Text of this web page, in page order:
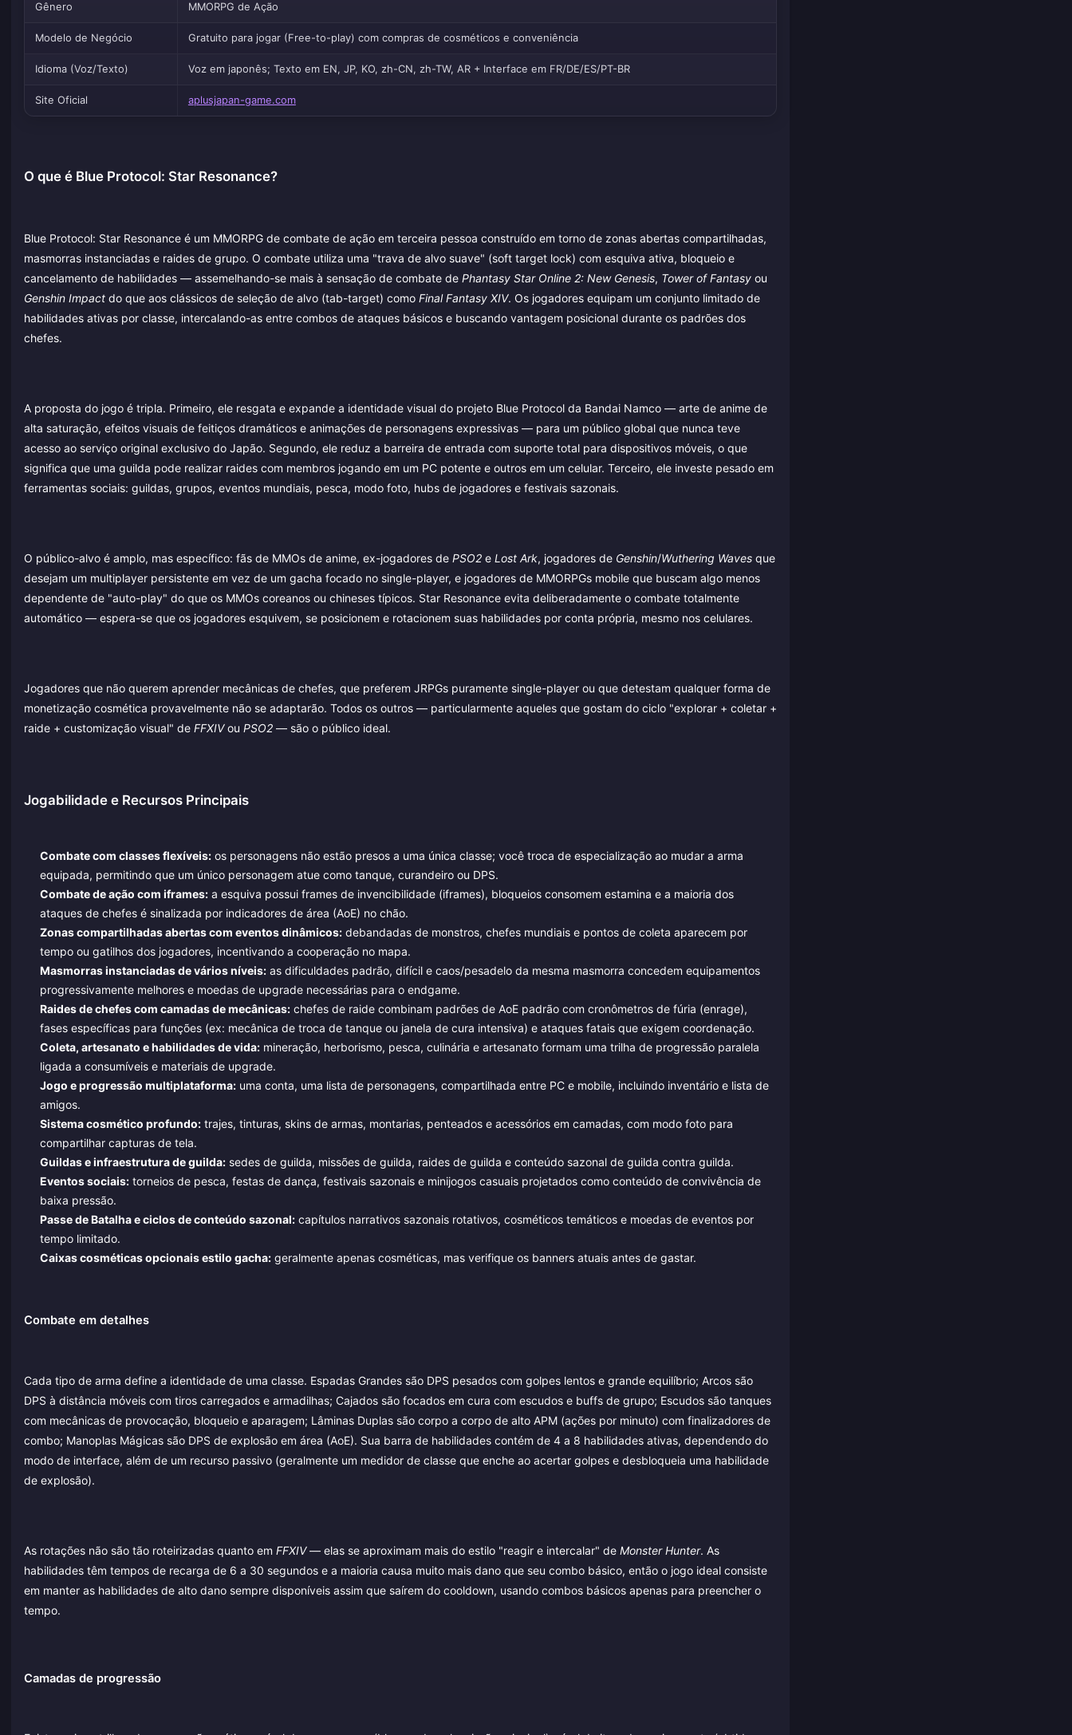
Gênero MMORPG de Ação
Modelo de Negócio Gratuito para jogar (Free-to-play) com compras de cosméticos e conveniência
Idioma (Voz/Texto) Voz em japonês; Texto em EN, JP, KO, zh-CN, zh-TW, AR + Interface em FR/DE/ES/PT-BR
Site Oficial aplusjapan-game.com
O que é Blue Protocol: Star Resonance?
Blue Protocol: Star Resonance é um MMORPG de combate de ação em terceira pessoa construído em torno de zonas abertas compartilhadas,
masmorras instanciadas e raides de grupo. O combate utiliza uma "trava de alvo suave" (soft target lock) com esquiva ativa, bloqueio e
cancelamento de habilidades — assemelhando-se mais à sensação de combate de Phantasy Star Online 2: New Genesis, Tower of Fantasy ou
Genshin Impact do que aos clássicos de seleção de alvo (tab-target) como Final Fantasy XIV. Os jogadores equipam um conjunto limitado de
habilidades ativas por classe, intercalando-as entre combos de ataques básicos e buscando vantagem posicional durante os padrões dos
chefes.
A proposta do jogo é tripla. Primeiro, ele resgata e expande a identidade visual do projeto Blue Protocol da Bandai Namco — arte de anime de
alta saturação, efeitos visuais de feitiços dramáticos e animações de personagens expressivas — para um público global que nunca teve
acesso ao serviço original exclusivo do Japão. Segundo, ele reduz a barreira de entrada com suporte total para dispositivos móveis, o que
significa que uma guilda pode realizar raides com membros jogando em um PC potente e outros em um celular. Terceiro, ele investe pesado em
ferramentas sociais: guildas, grupos, eventos mundiais, pesca, modo foto, hubs de jogadores e festivais sazonais.
O público-alvo é amplo, mas específico: fãs de MMOs de anime, ex-jogadores de PSO2 e Lost Ark, jogadores de Genshin/Wuthering Waves que
desejam um multiplayer persistente em vez de um gacha focado no single-player, e jogadores de MMORPGs mobile que buscam algo menos
dependente de "auto-play" do que os MMOs coreanos ou chineses típicos. Star Resonance evita deliberadamente o combate totalmente
automático — espera-se que os jogadores esquivem, se posicionem e rotacionem suas habilidades por conta própria, mesmo nos celulares.
Jogadores que não querem aprender mecânicas de chefes, que preferem JRPGs puramente single-player ou que detestam qualquer forma de
monetização cosmética provavelmente não se adaptarão. Todos os outros — particularmente aqueles que gostam do ciclo "explorar + coletar +
raide + customização visual" de FFXIVou PSO2 — são o público ideal.
Jogabilidade e Recursos Principais
Combate com classes flexíveis:os personagens não estão presos a uma única classe; você troca de especialização ao mudar a arma
equipada, permitindo que um único personagem atue como tanque, curandeiro ou DPS.
Combate de ação com iframes:a esquiva possui frames de invencibilidade (iframes), bloqueios consomem estamina e a maioria dos
ataques de chefes é sinalizada por indicadores de área (AoE) no chão.
Zonas compartilhadas abertas com eventos dinâmicos:debandadas de monstros, chefes mundiais e pontos de coleta aparecem por
tempo ou gatilhos dos jogadores, incentivando a cooperação no mapa.
Masmorras instanciadas de vários níveis:as dificuldades padrão, difícil e caos/pesadelo da mesma masmorra concedem equipamentos
progressivamente melhores e moedas de upgrade necessárias para o endgame.
Raides de chefes com camadas de mecânicas:chefes de raide combinam padrões de AoE padrão com cronômetros de fúria (enrage),
fases específicas para funções (ex: mecânica de troca de tanque ou janela de cura intensiva) e ataques fatais que exigem coordenação.
Coleta, artesanato e habilidades de vida:mineração, herborismo, pesca, culinária e artesanato formam uma trilha de progressão paralela
ligada a consumíveis e materiais de upgrade.
Jogo e progressão multiplataforma:uma conta, uma lista de personagens, compartilhada entre PC e mobile, incluindo inventário e lista de
amigos.
Sistema cosmético profundo:trajes, tinturas, skins de armas, montarias, penteados e acessórios em camadas, com modo foto para
compartilhar capturas de tela.
Guildas e infraestrutura de guilda:sedes de guilda, missões de guilda, raides de guilda e conteúdo sazonal de guilda contra guilda.
Eventos sociais:torneios de pesca, festas de dança, festivais sazonais e minijogos casuais projetados como conteúdo de convivência de
baixa pressão.
Passe de Batalha e ciclos de conteúdo sazonal:capítulos narrativos sazonais rotativos, cosméticos temáticos e moedas de eventos por
tempo limitado.
Caixas cosméticas opcionais estilo gacha:geralmente apenas cosméticas, mas verifique os banners atuais antes de gastar.
Combate em detalhes
Cada tipo de arma define a identidade de uma classe. Espadas Grandes são DPS pesados com golpes lentos e grande equilíbrio; Arcos são
DPS à distância móveis com tiros carregados e armadilhas; Cajados são focados em cura com escudos e buffs de grupo; Escudos são tanques
com mecânicas de provocação, bloqueio e aparagem; Lâminas Duplas são corpo a corpo de alto APM (ações por minuto) com finalizadores de
combo; Manoplas Mágicas são DPS de explosão em área (AoE). Sua barra de habilidades contém de 4 a 8 habilidades ativas, dependendo do
modo de interface, além de um recurso passivo (geralmente um medidor de classe que enche ao acertar golpes e desbloqueia uma habilidade
de explosão).
As rotações não são tão roteirizadas quanto em FFXIV— elas se aproximam mais do estilo "reagir e intercalar" de Monster Hunter. As
habilidades têm tempos de recarga de 6 a 30 segundos e a maioria causa muito mais dano que seu combo básico, então o jogo ideal consiste
em manter as habilidades de alto dano sempre disponíveis assim que saírem do cooldown, usando combos básicos apenas para preencher o
tempo.
Camadas de progressão